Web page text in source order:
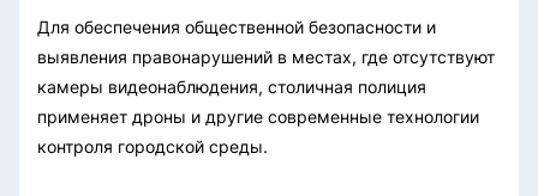
Для обеспечения общественной безопасности и
выявления правонарушений в местах, где отсутствуют
камеры видеонаблюдения, столичная полиция
применяет дроны и другие современные технологии
контроля городской среды.